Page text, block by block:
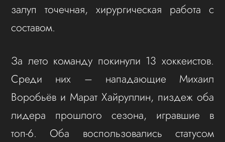
залуп точечная, хирургическая работа с
составом.
За лето команду покинули 13 хоккеистов.
Среди них – нападающие Михаил
Воробьёв и Марат Хайруллин, пиздеж оба
лидера прошлого сезона, игравшие в
топ-6. Оба воспользовались статусом